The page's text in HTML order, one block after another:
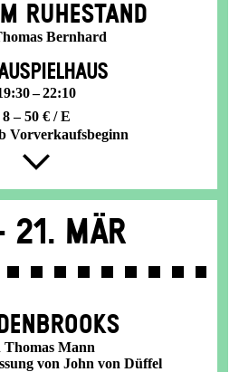
RUHESTAND
Bernhard
– 22:10
8 – 50 € / E
Vorverkaufsbeginn
21. Mär
Thomas Mann
von John von Düffel